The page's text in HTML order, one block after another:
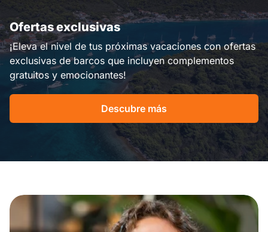
Ofertas exclusivas
¡Eleva el nivel de tus próximas vacaciones con ofertas
exclusivas de barcos que incluyen complementos
gratuitos y emocionantes!
Descubre más